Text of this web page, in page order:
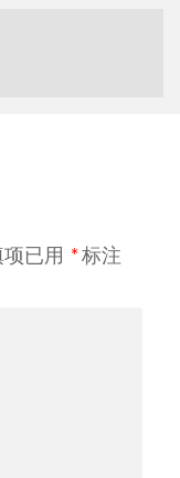
已用 *标注